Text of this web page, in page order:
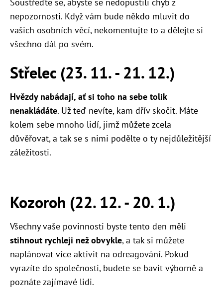
nepozornosti. Když vám bude někdo mluvit do
vašich osobních věcí, nekomentujte to a dělejte si
všechno dál po svém.
Střelec (23. 11. - 21. 12.)
Hvězdy nabádají, ať si toho na sebe tolik
nenakládáte. Už teď nevíte, kam dřív skočit. Máte
kolem sebe mnoho lidí, jimž můžete zcela
důvěřovat, a tak se s nimi podělte o ty nejdůležitější
záležitosti.
Kozoroh (22. 12. - 20. 1.)
Všechny vaše povinnosti byste tento den měli
stihnout rychleji než obvykle, a tak si můžete
naplánovat více aktivit na odreagování. Pokud
vyrazíte do společnosti, budete se bavit výborně a
poznáte zajímavé lidi.